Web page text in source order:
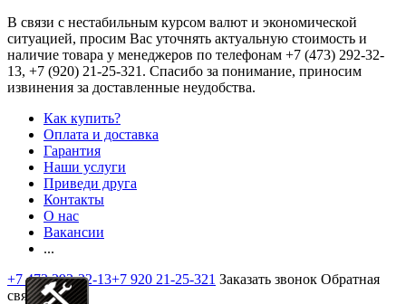
В связи с нестабильным курсом валют и экономической
ситуацией, просим Вас уточнять актуальную стоимость и
наличие товара у менеджеров по телефонам +7 (473) 292-32-
13, +7 (920) 21-25-321 . Спасибо за понимание, приносим
извинения за доставленные неудобства.
Как купить?
Оплата и доставка
Гарантия
Наши услуги
Приведи друга
Контакты
О нас
Вакансии
...
+7 473 292-32-13+7 920 21-25-321 Заказать звонок Обратная
связь